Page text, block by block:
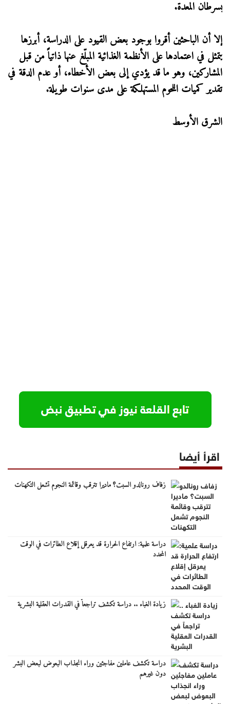
بسرطان المعدة.
إلا أن الباحثين أقروا بوجود بعض القيود على الدراسة، أبرزها
يتمثل في اعتمادها على الأنظمة الغذائية المبلّغ عنها ذاتياً من قبل
المشاركين، وهو ما قد يؤدي إلى بعض الأخطاء، أو عدم الدقة في
تقدير كميات اللحوم المستهلكة على مدى سنوات طويلة.
الشرق الأوسط
اقرأ أيضا
زفاف رونالدو السبت؟ ماديرا تترقب وقائمة النجوم تشعل التكهنات
دراسة علمية: ارتفاع الحرارة قد يعرقل إقلاع الطائرات في الوقت
المحدد
زيادة الغباء .. دراسة تكشف تراجعاً في القدرات العقلية البشرية
دراسة تكشف عاملين مفاجئين وراء انجذاب البعوض لبعض البشر
دون غيرهم